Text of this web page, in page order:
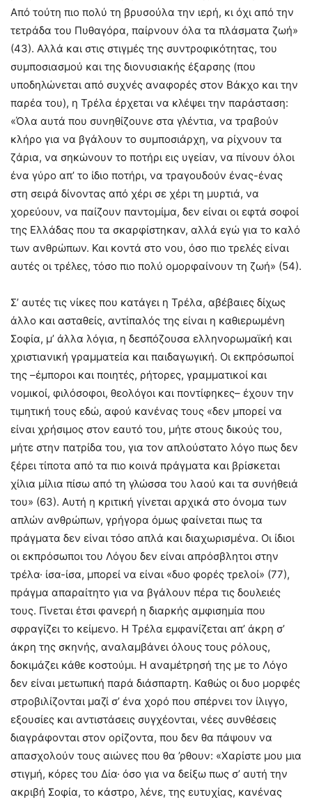
Από τούτη πιο πολύ τη βρυσούλα την ιερή, κι όχι από την
τετράδα του Πυθαγόρα, παίρνουν όλα τα πλάσματα ζωή»
(43). Αλλά και στις στιγμές της συντροφικότητας, του
συμποσιασμού και της διονυσιακής έξαρσης (που
υποδηλώνεται από συχνές αναφορές στον Βάκχο και την
παρέα του), η Τρέλα έρχεται να κλέψει την παράσταση:
«Όλα αυτά που συνηθίζουνε στα γλέντια, να τραβούν
κλήρο για να βγάλουν το συμποσιάρχη, να ρίχνουν τα
ζάρια, να σηκώνουν το ποτήρι εις υγείαν, να πίνουν όλοι
ένα γύρο απ’ το ίδιο ποτήρι, να τραγουδούν ένας-ένας
στη σειρά δίνοντας από χέρι σε χέρι τη μυρτιά, να
χορεύουν, να παίζουν παντομίμα, δεν είναι οι εφτά σοφοί
της Ελλάδας που τα σκαρφίστηκαν, αλλά εγώ για το καλό
των ανθρώπων. Και κοντά στο νου, όσο πιο τρελές είναι
αυτές οι τρέλες, τόσο πιο πολύ ομορφαίνουν τη ζωή» (54).
Σ’ αυτές τις νίκες που κατάγει η Τρέλα, αβέβαιες δίχως
άλλο και ασταθείς, αντίπαλός της είναι η καθιερωμένη
Σοφία, μ’ άλλα λόγια, η δεσπόζουσα ελληνορωμαϊκή και
χριστιανική γραμματεία και παιδαγωγική. Οι εκπρόσωποί
της –έμποροι και ποιητές, ρήτορες, γραμματικοί και
νομικοί, φιλόσοφοι, θεολόγοι και ποντίφηκες– έχουν την
τιμητική τους εδώ, αφού κανένας τους «δεν μπορεί να
είναι χρήσιμος στον εαυτό του, μήτε στους δικούς του,
μήτε στην πατρίδα του, για τον απλούστατο λόγο πως δεν
ξέρει τίποτα από τα πιο κοινά πράγματα και βρίσκεται
χίλια μίλια πίσω από τη γλώσσα του λαού και τα συνήθειά
του» (63). Αυτή η κριτική γίνεται αρχικά στο όνομα των
απλών ανθρώπων, γρήγορα όμως φαίνεται πως τα
πράγματα δεν είναι τόσο απλά και διαχωρισμένα. Οι ίδιοι
οι εκπρόσωποι του Λόγου δεν είναι απρόσβλητοι στην
τρέλα· ίσα-ίσα, μπορεί να είναι «δυο φορές τρελοί» (77),
πράγμα απαραίτητο για να βγάλουν πέρα τις δουλειές
τους. Γίνεται έτσι φανερή η διαρκής αμφισημία που
σφραγίζει το κείμενο. Η Τρέλα εμφανίζεται απ’ άκρη σ’
άκρη της σκηνής, αναλαμβάνει όλους τους ρόλους,
δοκιμάζει κάθε κοστούμι. Η αναμέτρησή της με το Λόγο
δεν είναι μετωπική παρά διάσπαρτη. Καθώς οι δυο μορφές
στροβιλίζονται μαζί σ’ ένα χορό που σπέρνει τον ίλιγγο,
εξουσίες και αντιστάσεις συγχέονται, νέες συνθέσεις
διαγράφονται στον ορίζοντα, που δεν θα πάψουν να
απασχολούν τους αιώνες που θα ’ρθουν: «Χαρίστε μου μια
στιγμή, κόρες του Δία· όσο για να δείξω πως σ’ αυτή την
ακριβή Σοφία, το κάστρο, λένε, της ευτυχίας, κανένας